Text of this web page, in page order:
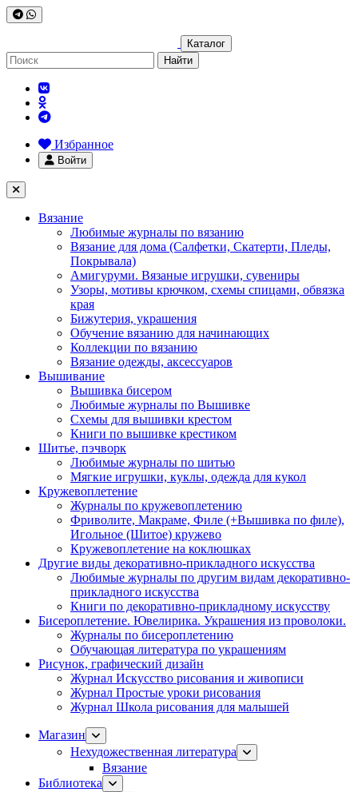
Каталог
Найти
Избранное
Войти
Вязание
Любимые журналы по вязанию
Вязание для дома (Салфетки, Скатерти, Пледы,
Покрывала)
Амигуруми. Вязаные игрушки, сувениры
Узоры, мотивы крючком, схемы спицами, обвязка
края
Бижутерия, украшения
Обучение вязанию для начинающих
Коллекции по вязанию
Вязание одежды, аксессуаров
Вышивание
Вышивка бисером
Любимые журналы по Вышивке
Схемы для вышивки крестом
Книги по вышивке крестиком
Шитье, пэчворк
Любимые журналы по шитью
Мягкие игрушки, куклы, одежда для кукол
Кружевоплетение
Журналы по кружевоплетению
Фриволите, Макраме, Филе (+Вышивка по филе),
Игольное (Шитое) кружево
Кружевоплетение на коклюшках
Другие виды декоративно-прикладного искусства
Любимые журналы по другим видам декоративно-
прикладного искусства
Книги по декоративно-прикладному искусству
Бисероплетение. Ювелирика. Украшения из проволоки.
Журналы по бисероплетению
Обучающая литература по украшениям
Рисунок, графический дизайн
Журнал Искусство рисования и живописи
Журнал Простые уроки рисования
Журнал Школа рисования для малышей
Магазин
Нехудожественная литература
Вязание
Библиотека